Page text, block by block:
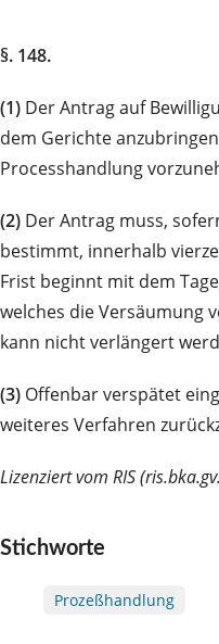
§. 148.
(1) Der Antrag auf
dem Gerichte
Processhandlung
(2) Der Antrag muss,
bestimmt, innerhalb
Frist beginnt mit dem
welches die Versäumung
kann nicht verlängert
(3) Offenbar verspätet
weiteres Verfahren
Lizenziert vom RIS
Stichworte
Prozeßhandlung